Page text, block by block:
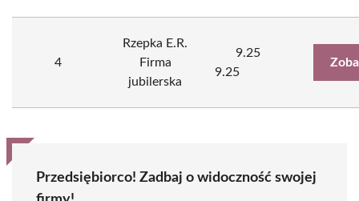
4
Rzepka E.R.
Firma
jubilerska
9.25
9.25
Przedsiębiorco! Zadbaj o widoczność swojej